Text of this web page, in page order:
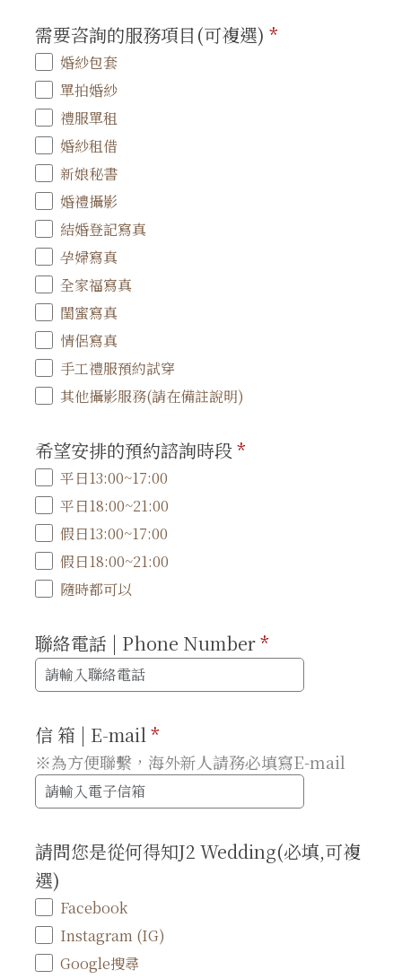
需要咨詢的服務項目(可複選)*
婚紗包套
單拍婚紗
禮服單租
婚紗租借
新娘秘書
婚禮攝影
結婚登記寫真
孕婦寫真
全家福寫真
閨蜜寫真
情侶寫真
手工禮服預約試穿
其他攝影服務(請在備註說明)
希望安排的預約諮詢時段*
平日13:00~17:00
平日18:00~21:00
假日13:00~17:00
假日18:00~21:00
隨時都可以
聯絡電話 | Phone Number*
信 箱 | E-mail*
※為方便聯繫，海外新人請務必填寫E-mail
請問您是從何得知J2 Wedding(必填,可複
選)
Facebook
Instagram (IG)
Google搜尋